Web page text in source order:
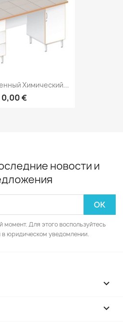
Химический...
0,00 €
новости и
Для этого воспользуйтесь
юридическом уведомлении.

